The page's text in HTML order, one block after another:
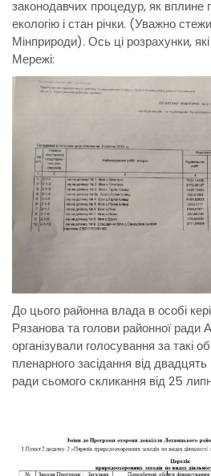
законодавчих процедур, як вплине
екологію і стан річки. (Уважно
Мінприроди). Ось ці розрахунки,
Мережі:
До цього районна влада в особі
Рязанова та голови районної ради
організували голосування за такі
пленарного засідання від двадцять
ради сьомого скликання від 25